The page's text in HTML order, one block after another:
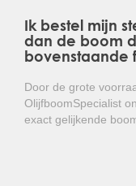
Ik bestel mijn
dan de boom
bovenstaande
Door de grote
OlijfboomSpecialist
exact gelijkende